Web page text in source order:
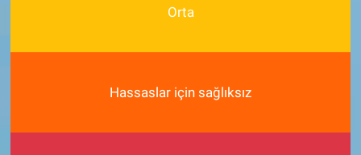
Orta
Hassaslar için sağlıksız